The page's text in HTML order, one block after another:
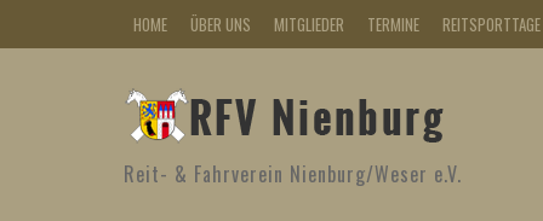
HOME ÜBER UNS MITGLIEDER TERMINE REITSPORTTAGE
Reit- & Fahrverein Nienburg/Weser e.V.